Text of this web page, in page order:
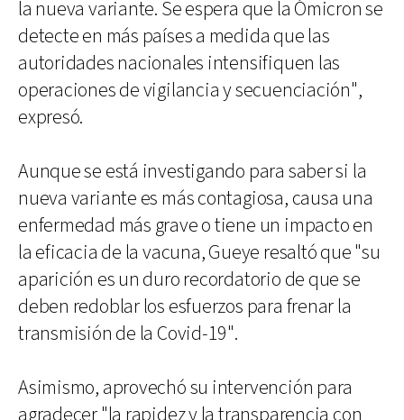
la nueva variante. Se espera que la Ómicron se
detecte en más países a medida que las
autoridades nacionales intensifiquen las
operaciones de vigilancia y secuenciación",
expresó.
Aunque se está investigando para saber si la
nueva variante es más contagiosa, causa una
enfermedad más grave o tiene un impacto en
la eficacia de la vacuna, Gueye resaltó que "su
aparición es un duro recordatorio de que se
deben redoblar los esfuerzos para frenar la
transmisión de la Covid-19".
Asimismo, aprovechó su intervención para